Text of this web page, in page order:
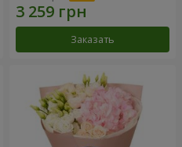
Заказать